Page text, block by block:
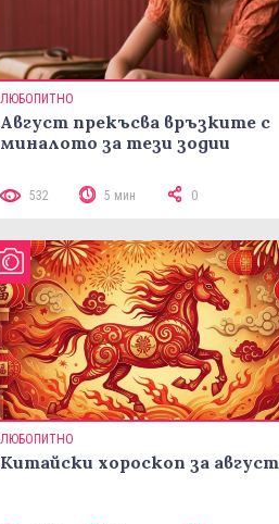
ЛЮБОПИТНО
Август прекъсва връзките с
миналото за тези зодии
532 5 мин 0
ЛЮБОПИТНО
Китайски хороскоп за август